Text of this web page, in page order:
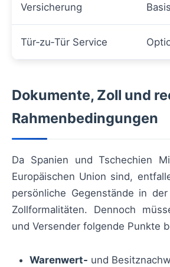
Versicherung Basis
Tür‑zu‑Tür Service
Dokumente, Zoll und
Rahmenbedingungen
Da Spanien und Tschechien
Europäischen Union sind,
persönliche Gegenstände in
Zollformalitäten. Dennoch
und Versender folgende Punkte
Warenwert‑ und